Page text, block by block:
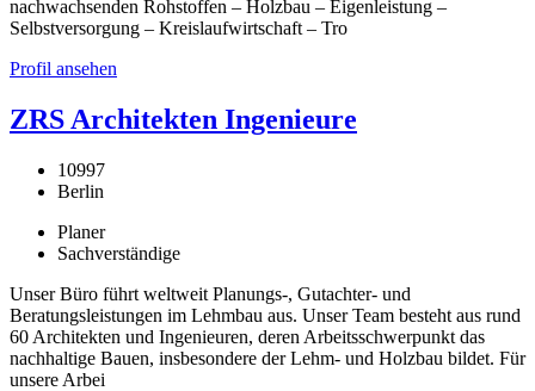
nachwachsenden Rohstoffen – Holzbau – Eigenleistung –
Selbstversorgung – Kreislaufwirtschaft – Tro
Profil ansehen
ZRS Architekten Ingenieure
10997
Berlin
Planer
Sachverständige
Unser Büro führt weltweit Planungs-, Gutachter- und
Beratungsleistungen im Lehmbau aus. Unser Team besteht aus rund
60 Architekten und Ingenieuren, deren Arbeitsschwerpunkt das
nachhaltige Bauen, insbesondere der Lehm- und Holzbau bildet. Für
unsere Arbei